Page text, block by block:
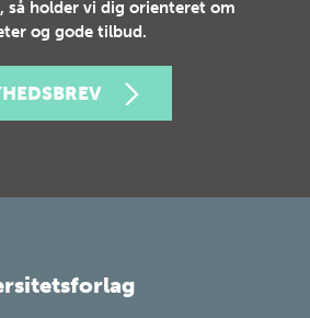
så holder vi dig orienteret om
og gode tilbud.